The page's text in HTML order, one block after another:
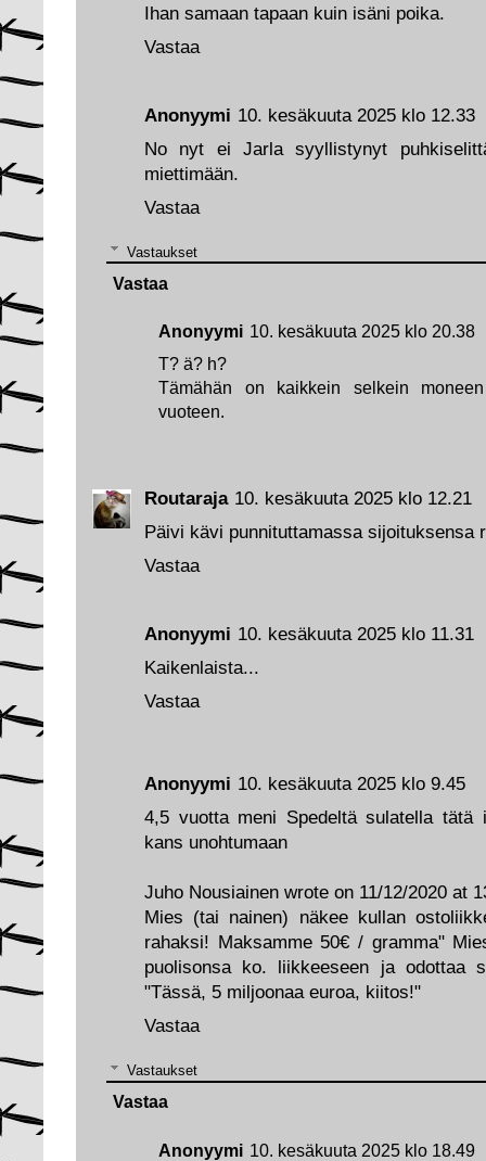
Anonyymi 10. kesäkuuta 2025 klo 9.45
4,5 vuotta meni Spedeltä sulatella tätä
kans unohtumaan
Juho Nousiainen wrote on 11/12/2020 at
Mies (tai nainen) näkee kullan
rahaksi! Maksamme 50€ / gramma"
puolisonsa ko. liikkeeseen ja odottaa
"Tässä, 5 miljoonaa euroa, kiitos!"
Vastaa
Vastaukset
Anonyymi 10. kesäkuuta 2025 klo 18.49
Vastaa
Anonyymi 10. kesäkuuta 2025 klo 11.31
Kaikenlaista...
Vastaa
Routaraja 10. kesäkuuta 2025 klo 12.21
Päivi kävi punnituttamassa sijoituksensa
Vastaa
Anonyymi 10. kesäkuuta 2025 klo 12.33
No nyt ei Jarla syyllistynyt
miettimään.
Vastaa
Vastaukset
Anonyymi 10. kesäkuuta 2025 klo 20.38
T? ä? h?
Tämähän on kaikkein selkein
vuoteen.
Vastaa
Ihan samaan tapaan kuin isäni poika.
Vastaa